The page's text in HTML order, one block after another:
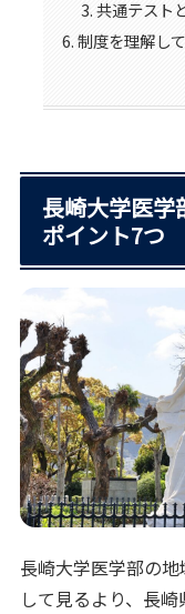
共通テスト
制度を理解し
長崎大学医学
ポイント7つ
長崎大学医学部の
して見るより、長